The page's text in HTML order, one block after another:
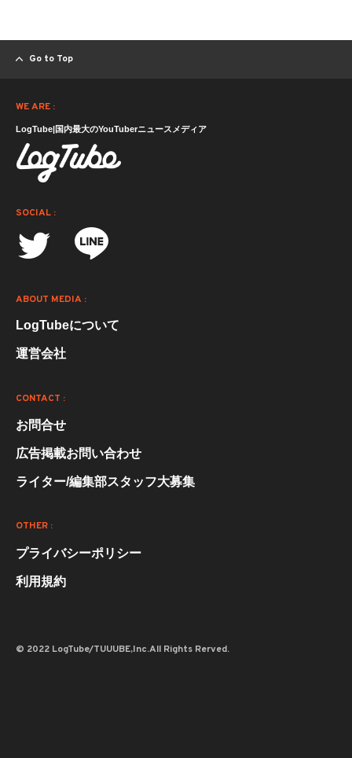
Go to Top
WE ARE :
LogTube|国内最大のYouTuberニュースメディア
SOCIAL :
ABOUT MEDIA :
LogTubeについて
運営会社
CONTACT :
お問合せ
広告掲載お問い合わせ
ライター/編集部スタッフ大募集
OTHER :
プライバシーポリシー
利用規約
© 2022 LogTube/TUUUBE,Inc.All Rights Rerved.